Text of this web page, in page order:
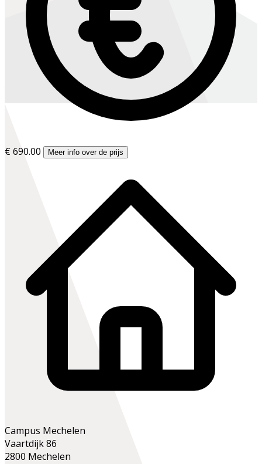
€ 690.00 Meer info over de prijs
Campus Mechelen
Vaartdijk 86
2800 Mechelen